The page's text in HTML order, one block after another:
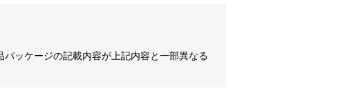
ッケージの記載内容が上記内容と一部異なる